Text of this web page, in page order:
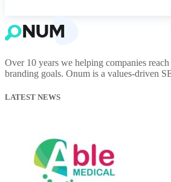
Over 10 years we helping companies
branding goals. Onum is a values-driven
LATEST NEWS